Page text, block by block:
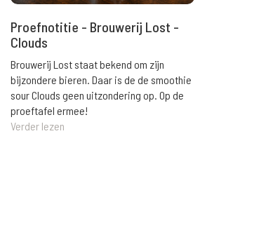
Proefnotitie - Brouwerij Lost -
Clouds
Brouwerij Lost staat bekend om zijn
bijzondere bieren. Daar is de de smoothie
sour Clouds geen uitzondering op. Op de
proeftafel ermee!
Verder lezen